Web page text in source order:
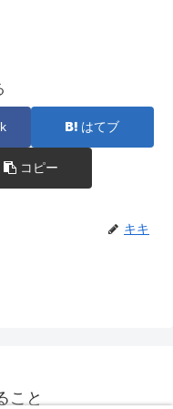
はてブ
コピー
キキ
こと